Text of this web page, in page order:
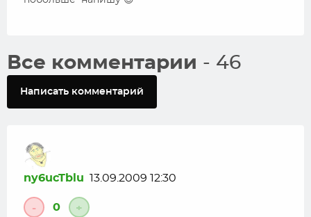
Все комментарии - 46
Написать комментарий
ny6ucTblu 13.09.2009 12:30
- 0 +